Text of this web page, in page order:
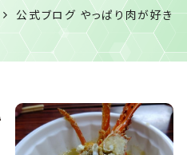
公式ブログ やっぱり肉が好き